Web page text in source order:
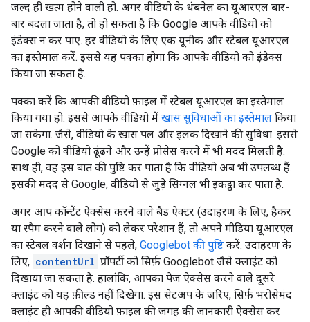
जल्द ही खत्म होने वाली हो. अगर वीडियो के थंबनेल का यूआरएल बार-
बार बदला जाता है, तो हो सकता है कि Google आपके वीडियो को
इंडेक्स न कर पाए. हर वीडियो के लिए एक यूनीक और स्टेबल यूआरएल
का इस्तेमाल करें. इससे यह पक्का होगा कि आपके वीडियो को इंडेक्स
किया जा सकता है.
पक्का करें कि आपकी वीडियो फ़ाइल में स्टेबल यूआरएल का इस्तेमाल
किया गया हो. इससे आपके वीडियो में खास सुविधाओं का इस्तेमाल किया
जा सकेगा. जैसे, वीडियो के खास पल और इलक दिखाने की सुविधा. इससे
Google को वीडियो ढूंढने और उन्हें प्रोसेस करने में भी मदद मिलती है.
साथ ही, वह इस बात की पुष्टि कर पाता है कि वीडियो अब भी उपलब्ध हैं.
इसकी मदद से Google, वीडियो से जुड़े सिग्नल भी इकट्ठा कर पाता है.
अगर आप कॉन्टेंट ऐक्सेस करने वाले बैड ऐक्टर (उदाहरण के लिए, हैकर
या स्पैम करने वाले लोग) को लेकर परेशान हैं, तो अपने मीडिया यूआरएल
का स्टेबल वर्शन दिखाने से पहले, Googlebot की पुष्टि करें. उदाहरण के
लिए, contentUrl प्रॉपर्टी को सिर्फ़ Googlebot जैसे क्लाइंट को
दिखाया जा सकता है. हालांकि, आपका पेज ऐक्सेस करने वाले दूसरे
क्लाइंट को यह फ़ील्ड नहीं दिखेगा. इस सेटअप के ज़रिए, सिर्फ़ भरोसेमंद
क्लाइंट ही आपकी वीडियो फ़ाइल की जगह की जानकारी ऐक्सेस कर